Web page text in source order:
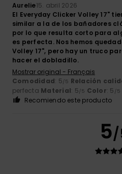
Aurelie15. abril 2026
El Everyday Clicker Volley 17"
similar a la de los bañadores
por lo que resulta corto para
es perfecta. Nos hemos
Volley 17", pero hay un truco
hacer el dobladillo.
Mostrar original - Français
Comodidad: 5/5 Relación
perfecta Material: 5/5 Color: 5 /5
Recomiendo este producto
5/